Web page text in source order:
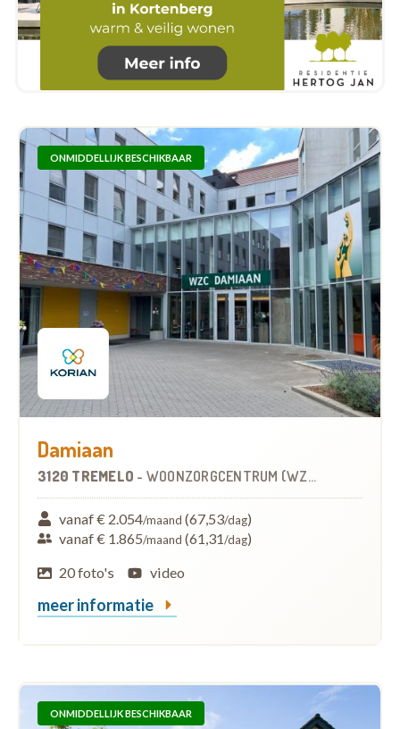
ONMIDDELLIJK BESCHIKBAAR
Damiaan
3120 TREMELO - WOONZORGCENTRUM (WZC)
vanaf € 2.054/maand (67,53/dag)
vanaf € 1.865/maand (61,31/dag)
20 foto's
video
meer informatie
ONMIDDELLIJK BESCHIKBAAR